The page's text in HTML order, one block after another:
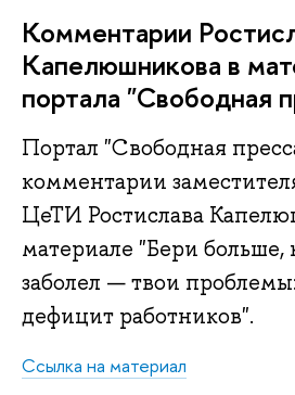
Комментарии
Капелюшникова в
портала "Свободная
Портал "Свободная
комментарии
ЦеТИ Ростислава
материале "Бери больше,
заболел — твои
дефицит работников".
Ссылка на материал